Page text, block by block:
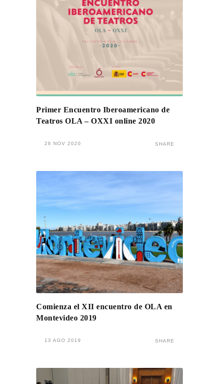
Primer Encuentro Iberoamericano de
Teatros OLA – OXXI online 2020
26 NOV 2020 SHARE
Comienza el XII encuentro de OLA en
Montevideo 2019
13 AGO 2019 SHARE